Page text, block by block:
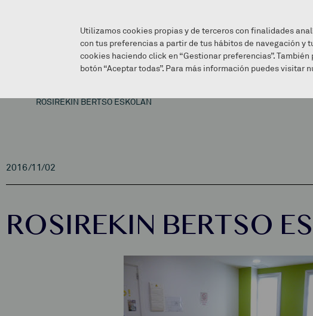
ROSIREKIN BERTSO ESKOLAN
2016/11/02
ROSIREKIN BERTSO
Utilizamos cookies propias y de terceros con finalidades
con tus preferencias a partir de tus hábitos de navegación y
cookies haciendo click en “Gestionar preferencias”.
botón “Aceptar todas”. Para más información puedes visitar